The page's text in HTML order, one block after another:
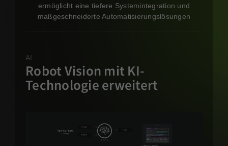
ermöglicht eine tiefere Systemintegration und
maßgeschneiderte Automatisierungslösungen
AI
Robot Vision mit KI-
Technologie erweitert